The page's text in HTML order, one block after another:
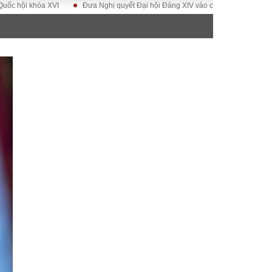
XVI Đưa Nghị quyết Đại hội Đảng XIV vào cuộc sống